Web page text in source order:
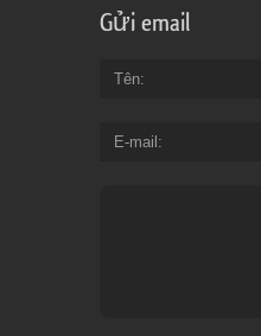
Gửi email
Tên
E-mail